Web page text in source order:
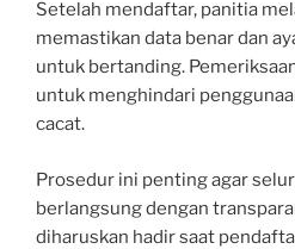
Setelah mendaftar, panitia
memastikan data benar dan
untuk bertanding.
untuk menghindari
cacat.
Prosedur ini penting agar
berlangsung dengan
diharuskan hadir saat